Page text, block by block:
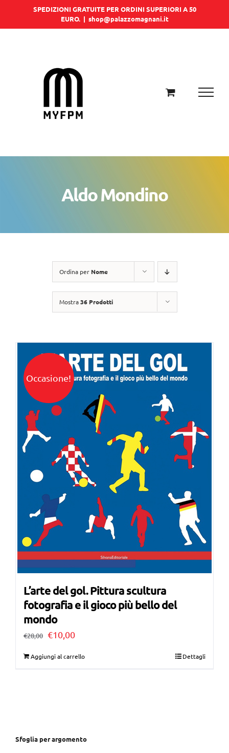
SPEDIZIONI GRATUITE PER ORDINI SUPERIORI A 50
EURO. | shop@palazzomagnani.it
Aldo Mondino
Ordina per Nome
Mostra36 Prodotti
Occasione!
L’arte del gol. Pittura scultura
fotografia e il gioco più bello del
mondo
€28,00 Il
€10,00Il
Aggiungi al carrello Dettagli
Sfoglia per argomento